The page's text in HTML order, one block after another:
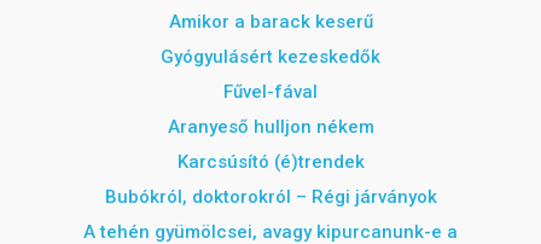
Amikor a barack keserű
Gyógyulásért kezeskedők
Fűvel-fával
Aranyeső hulljon nékem
Karcsúsító (é)trendek
Bubókról, doktorokról – Régi járványok
A tehén gyümölcsei, avagy kipurcanunk-e a